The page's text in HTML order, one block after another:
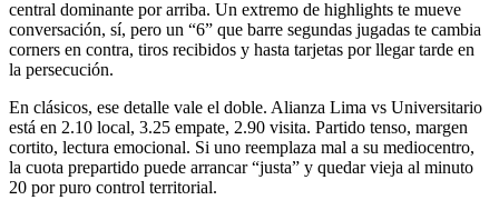
central dominante por arriba. Un extremo de highlights te mueve
conversación, sí, pero un “6” que barre segundas jugadas te cambia
corners en contra, tiros recibidos y hasta tarjetas por llegar tarde en
la persecución.
En clásicos, ese detalle vale el doble. Alianza Lima vs Universitario
está en 2.10 local, 3.25 empate, 2.90 visita. Partido tenso, margen
cortito, lectura emocional. Si uno reemplaza mal a su mediocentro,
la cuota prepartido puede arrancar “justa” y quedar vieja al minuto
20 por puro control territorial.